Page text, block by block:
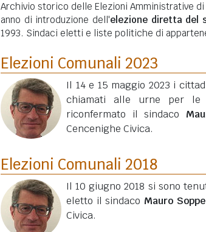
Archivio storico delle Elezioni Amministrative
anno di introduzione dell'elezione diretta del
1993. Sindaci eletti e liste politiche di
Elezioni Comunali 2023
Il 14 e 15 maggio 2023 i
chiamati alle urne per le
riconfermato il sindaco
Cencenighe Civica.
Elezioni Comunali 2018
Il 10 giugno 2018 si sono
eletto il sindaco Mauro
Civica.